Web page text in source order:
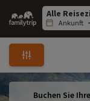
Family
trip
Ankunft
Buchen Sie